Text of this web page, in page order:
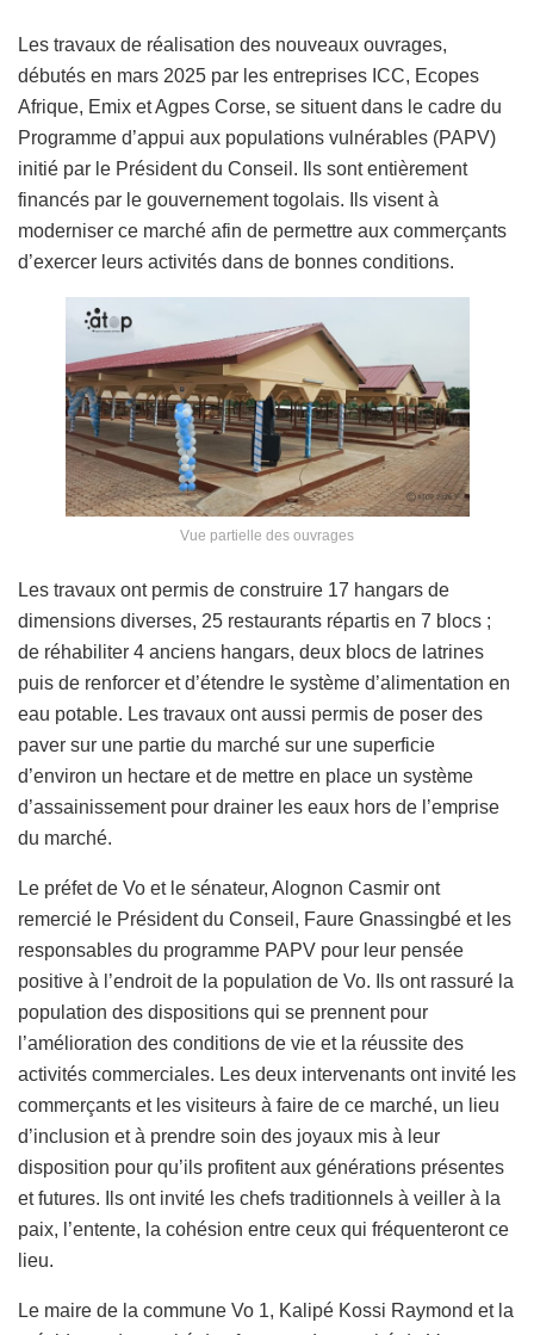
Les travaux de réalisation des nouveaux ouvrages,
débutés en mars 2025 par les entreprises ICC, Ecopes
Afrique, Emix et Agpes Corse, se situent dans le cadre du
Programme d’appui aux populations vulnérables (PAPV)
initié par le Président du Conseil. Ils sont entièrement
financés par le gouvernement togolais. Ils visent à
moderniser ce marché afin de permettre aux commerçants
d’exercer leurs activités dans de bonnes conditions.
Vue partielle des ouvrages
Les travaux ont permis de construire 17 hangars de
dimensions diverses, 25 restaurants répartis en 7 blocs ;
de réhabiliter 4 anciens hangars, deux blocs de latrines
puis de renforcer et d’étendre le système d’alimentation en
eau potable. Les travaux ont aussi permis de poser des
paver sur une partie du marché sur une superficie
d’environ un hectare et de mettre en place un système
d’assainissement pour drainer les eaux hors de l’emprise
du marché.
Le préfet de Vo et le sénateur, Alognon Casmir ont
remercié le Président du Conseil, Faure Gnassingbé et les
responsables du programme PAPV pour leur pensée
positive à l’endroit de la population de Vo. Ils ont rassuré la
population des dispositions qui se prennent pour
l’amélioration des conditions de vie et la réussite des
activités commerciales. Les deux intervenants ont invité les
commerçants et les visiteurs à faire de ce marché, un lieu
d’inclusion et à prendre soin des joyaux mis à leur
disposition pour qu’ils profitent aux générations présentes
et futures. Ils ont invité les chefs traditionnels à veiller à la
paix, l’entente, la cohésion entre ceux qui fréquenteront ce
lieu.
Le maire de la commune Vo 1, Kalipé Kossi Raymond et la